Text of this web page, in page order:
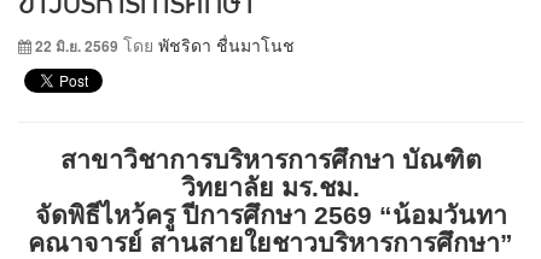
22 มิ.ย. 2569 โดย พัชริดา ชื่นมาโนช
สาขาวิชาการบริหารการศึกษา บัณฑิต
วิทยาลัย มร.ชม.
จัดพิธีไหว้ครู ปีการศึกษา 2569 “น้อมวันทา
คณาจารย์ สานสายใยชาวบริหารการศึกษา”